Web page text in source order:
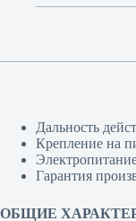
Дальность
Крепление на
Гарантия
ОБЩИЕ